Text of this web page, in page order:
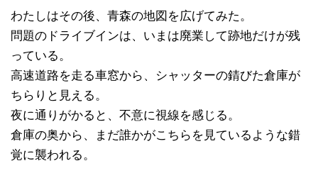
わたしはその後、青森の地図を広げてみた。
問題のドライブインは、いまは廃業して跡地だけが残
っている。
高速道路を走る車窓から、シャッターの錆びた倉庫が
ちらりと見える。
夜に通りがかると、不意に視線を感じる。
倉庫の奥から、まだ誰かがこちらを見ているような錯
覚に襲われる。